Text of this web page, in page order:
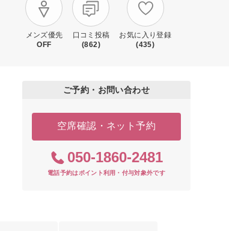
メンズ優先
OFF
口コミ投稿
(862)
お気に入り登録
(435)
ご予約・お問い合わせ
空席確認・ネット予約
050-1860-2481
電話予約はポイント利用・付与対象外です